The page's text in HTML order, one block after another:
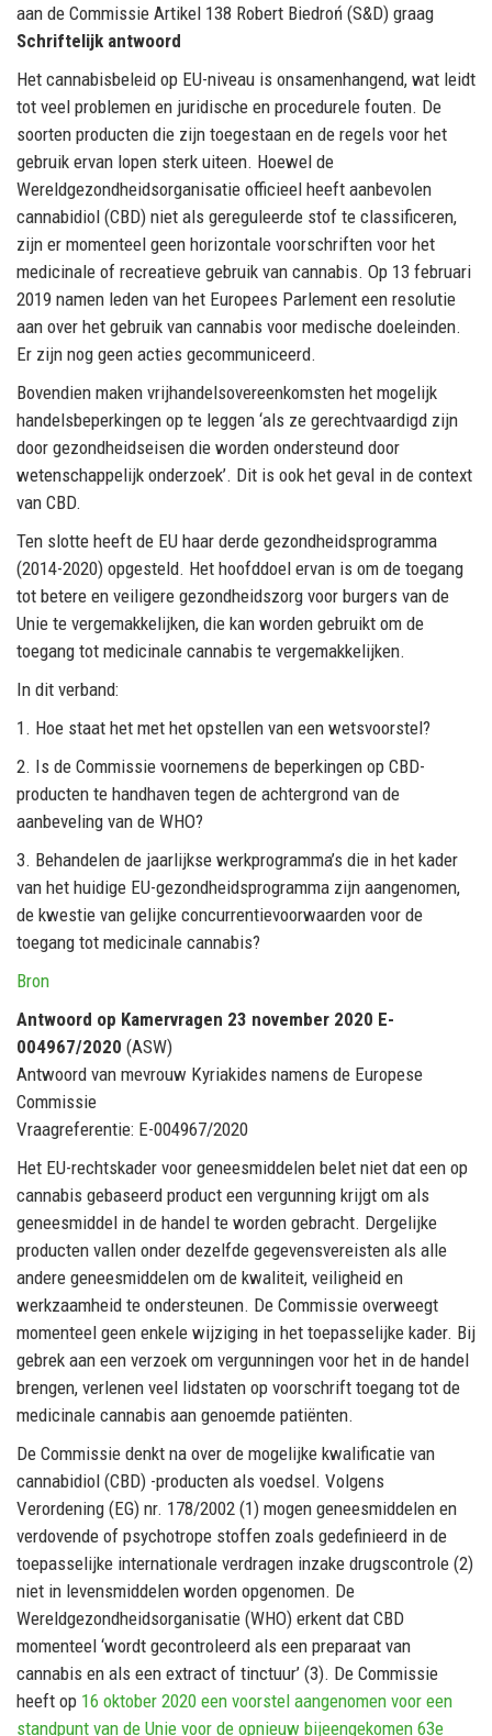
aan de Commissie Artikel 138 Robert Biedroń (S&D) graag
Schriftelijk antwoord
Het cannabisbeleid op EU-niveau is onsamenhangend, wat leidt
tot veel problemen en juridische en procedurele fouten. De
soorten producten die zijn toegestaan ​​en de regels voor het
gebruik ervan lopen sterk uiteen. Hoewel de
Wereldgezondheidsorganisatie officieel heeft aanbevolen
cannabidiol (CBD) niet als gereguleerde stof te classificeren,
zijn er momenteel geen horizontale voorschriften voor het
medicinale of recreatieve gebruik van cannabis. Op 13 februari
2019 namen leden van het Europees Parlement een resolutie
aan over het gebruik van cannabis voor medische doeleinden.
Er zijn nog geen acties gecommuniceerd.
Bovendien maken vrijhandelsovereenkomsten het mogelijk
handelsbeperkingen op te leggen ‘als ze gerechtvaardigd zijn
door gezondheidseisen die worden ondersteund door
wetenschappelijk onderzoek’. Dit is ook het geval in de context
van CBD.
Ten slotte heeft de EU haar derde gezondheidsprogramma
(2014-2020) opgesteld. Het hoofddoel ervan is om de toegang
tot betere en veiligere gezondheidszorg voor burgers van de
Unie te vergemakkelijken, die kan worden gebruikt om de
toegang tot medicinale cannabis te vergemakkelijken.
In dit verband:
1. Hoe staat het met het opstellen van een wetsvoorstel?
2. Is de Commissie voornemens de beperkingen op CBD-
producten te handhaven tegen de achtergrond van de
aanbeveling van de WHO?
3. Behandelen de jaarlijkse werkprogramma’s die in het kader
van het huidige EU-gezondheidsprogramma zijn aangenomen,
de kwestie van gelijke concurrentievoorwaarden voor de
toegang tot medicinale cannabis?
Bron
Antwoord op Kamervragen 23 november 2020 E-
004967/2020 (ASW)
Antwoord van mevrouw Kyriakides namens de Europese
Commissie
Vraagreferentie: E-004967/2020
Het EU-rechtskader voor geneesmiddelen belet niet dat een op
cannabis gebaseerd product een vergunning krijgt om als
geneesmiddel in de handel te worden gebracht. Dergelijke
producten vallen onder dezelfde gegevensvereisten als alle
andere geneesmiddelen om de kwaliteit, veiligheid en
werkzaamheid te ondersteunen. De Commissie overweegt
momenteel geen enkele wijziging in het toepasselijke kader. Bij
gebrek aan een verzoek om vergunningen voor het in de handel
brengen, verlenen veel lidstaten op voorschrift toegang tot de
medicinale cannabis aan genoemde patiënten.
De Commissie denkt na over de mogelijke kwalificatie van
cannabidiol (CBD) -producten als voedsel. Volgens
Verordening (EG) nr. 178/2002 (1) mogen geneesmiddelen en
verdovende of psychotrope stoffen zoals gedefinieerd in de
toepasselijke internationale verdragen inzake drugscontrole (2)
niet in levensmiddelen worden opgenomen. De
Wereldgezondheidsorganisatie (WHO) erkent dat CBD
momenteel ‘wordt gecontroleerd als een preparaat van
cannabis en als een extract of tinctuur’ (3). De Commissie
heeft op 16 oktober 2020 een voorstel aangenomen voor een
standpunt van de Unie voor de opnieuw bijeengekomen 63e